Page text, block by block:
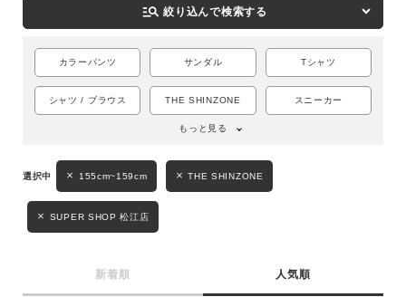
manage_search 絞り込んで検索する
カラーパンツ サンダル Tシャツ
シャツ / ブラウス THE SHINZONE スニーカー
もっと見る
155cm~159cm THE SHINZONE
SUPER SHOP 松江店
新着順 人気順